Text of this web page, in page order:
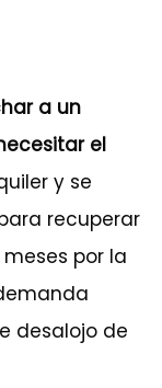
a un
el
y se
recuperar
por la
desalojo de